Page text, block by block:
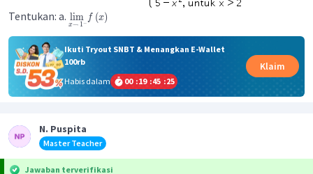
Tentukan: a.
x→ 1 −
lim f (x)
Ikuti Tryout SNBT & Menangkan E-Wallet
100rb
Habis dalam
00 :19 :45 :25
Klaim
N. Puspita
Master Teacher
Jawaban terverifikasi